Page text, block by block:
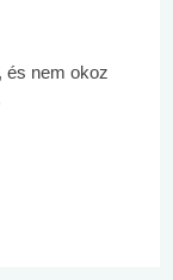
és nem okoz